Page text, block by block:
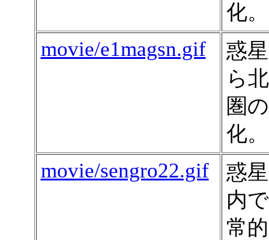
化。
movie/e1magsn.gif
惑
ら
圏
化。
movie/sengro22.gif
惑
内
常